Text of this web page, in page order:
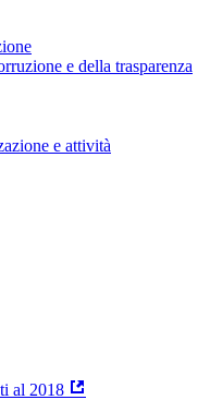
e della trasparenza
e attività
al 2018